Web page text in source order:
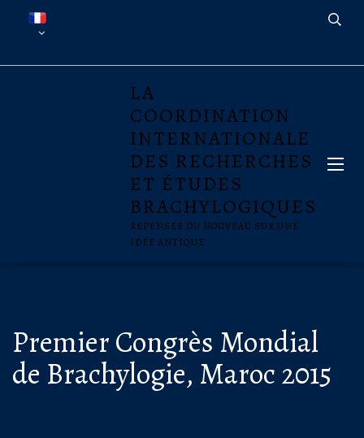
LA
COORDINATION
INTERNATIONALE
DES RECHERCHES
ET ÉTUDES
BRACHYLOGIQUES
REPENSER DU NOUVEAU SUR UNE
IDÉE ANTIQUE
Premier Congrès Mondial
de Brachylogie, Maroc 2015